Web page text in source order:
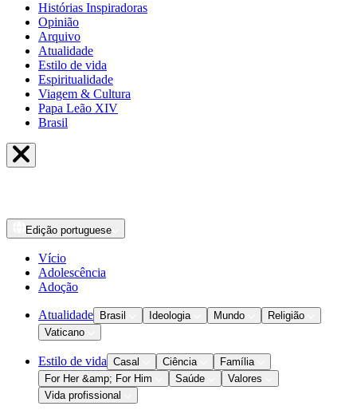
Histórias Inspiradoras
Opinião
Arquivo
Atualidade
Estilo de vida
Espiritualidade
Viagem & Cultura
Papa Leão XIV
Brasil
Edição portuguese
Vício
Adolescência
Adoção
Atualidade Brasil Ideologia Mundo
Religião
Vaticano
Estilo de vida Casal Ciência
Família
For Her &amp; For Him
Saúde
Valores
Vida profissional